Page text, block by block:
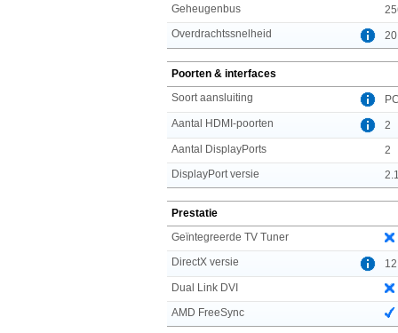
Geheugenbus
Overdrachtssnelheid
Poorten & interfaces
Soort aansluiting
Aantal HDMI-poorten
2
Aantal DisplayPorts
2
DisplayPort versie
Prestatie
Geïntegreerde TV Tuner
DirectX versie
Dual Link DVI
AMD FreeSync